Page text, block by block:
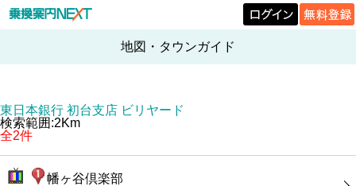
地図・タウンガイド
東日本銀行 初台支店 ビリヤード
検索範囲:2Km
全2件
幡ヶ谷倶楽部